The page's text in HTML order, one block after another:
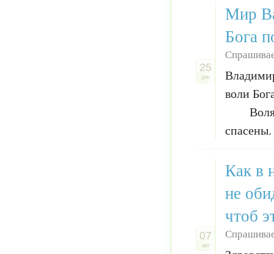
25
дек
Мир
Бога
воли
Воля
07
авг
Как в
не
чтоб